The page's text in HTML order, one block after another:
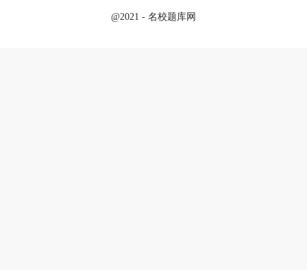
@2021 - 名校题库网